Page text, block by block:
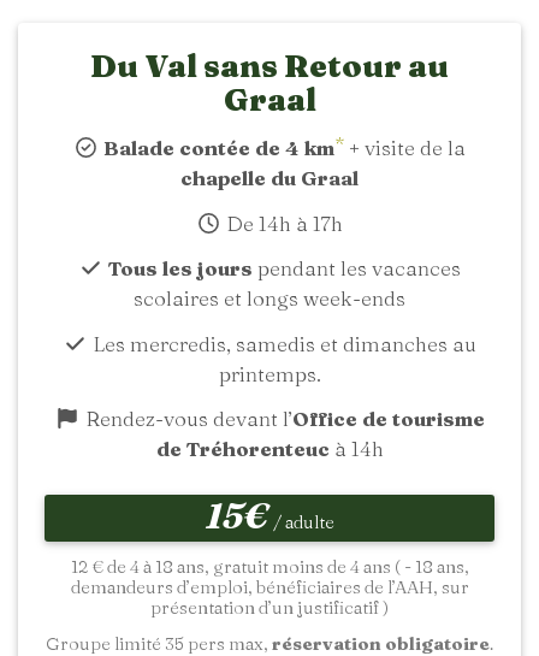
Du Val sans Retour au
Graal
Balade contée de 4 km* + visite de la
chapelle du Graal
De 14h à 17h
Tous les jours pendant les vacances
scolaires et longs week-ends
Les mercredis, samedis et dimanches au
printemps.
Rendez-vous devant l’Office de tourisme
de Tréhorenteuc à 14h
15€ / adulte
12 € de 4 à 18 ans, gratuit moins de 4 ans ( - 18 ans,
demandeurs d’emploi, bénéficiaires de l’AAH, sur
présentation d’un justificatif )
Groupe limité 35 pers max, réservation obligatoire.